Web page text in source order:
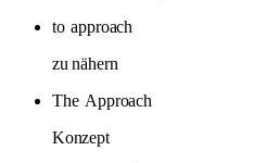
to approach
zu nähern
The Approach
Konzept